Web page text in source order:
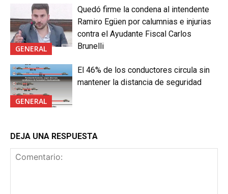
GENERAL
Quedó firme la condena al intendente
Ramiro Egüen por calumnias e injurias
contra el Ayudante Fiscal Carlos
Brunelli
GENERAL
El 46% de los conductores circula sin
mantener la distancia de seguridad
DEJA UNA RESPUESTA